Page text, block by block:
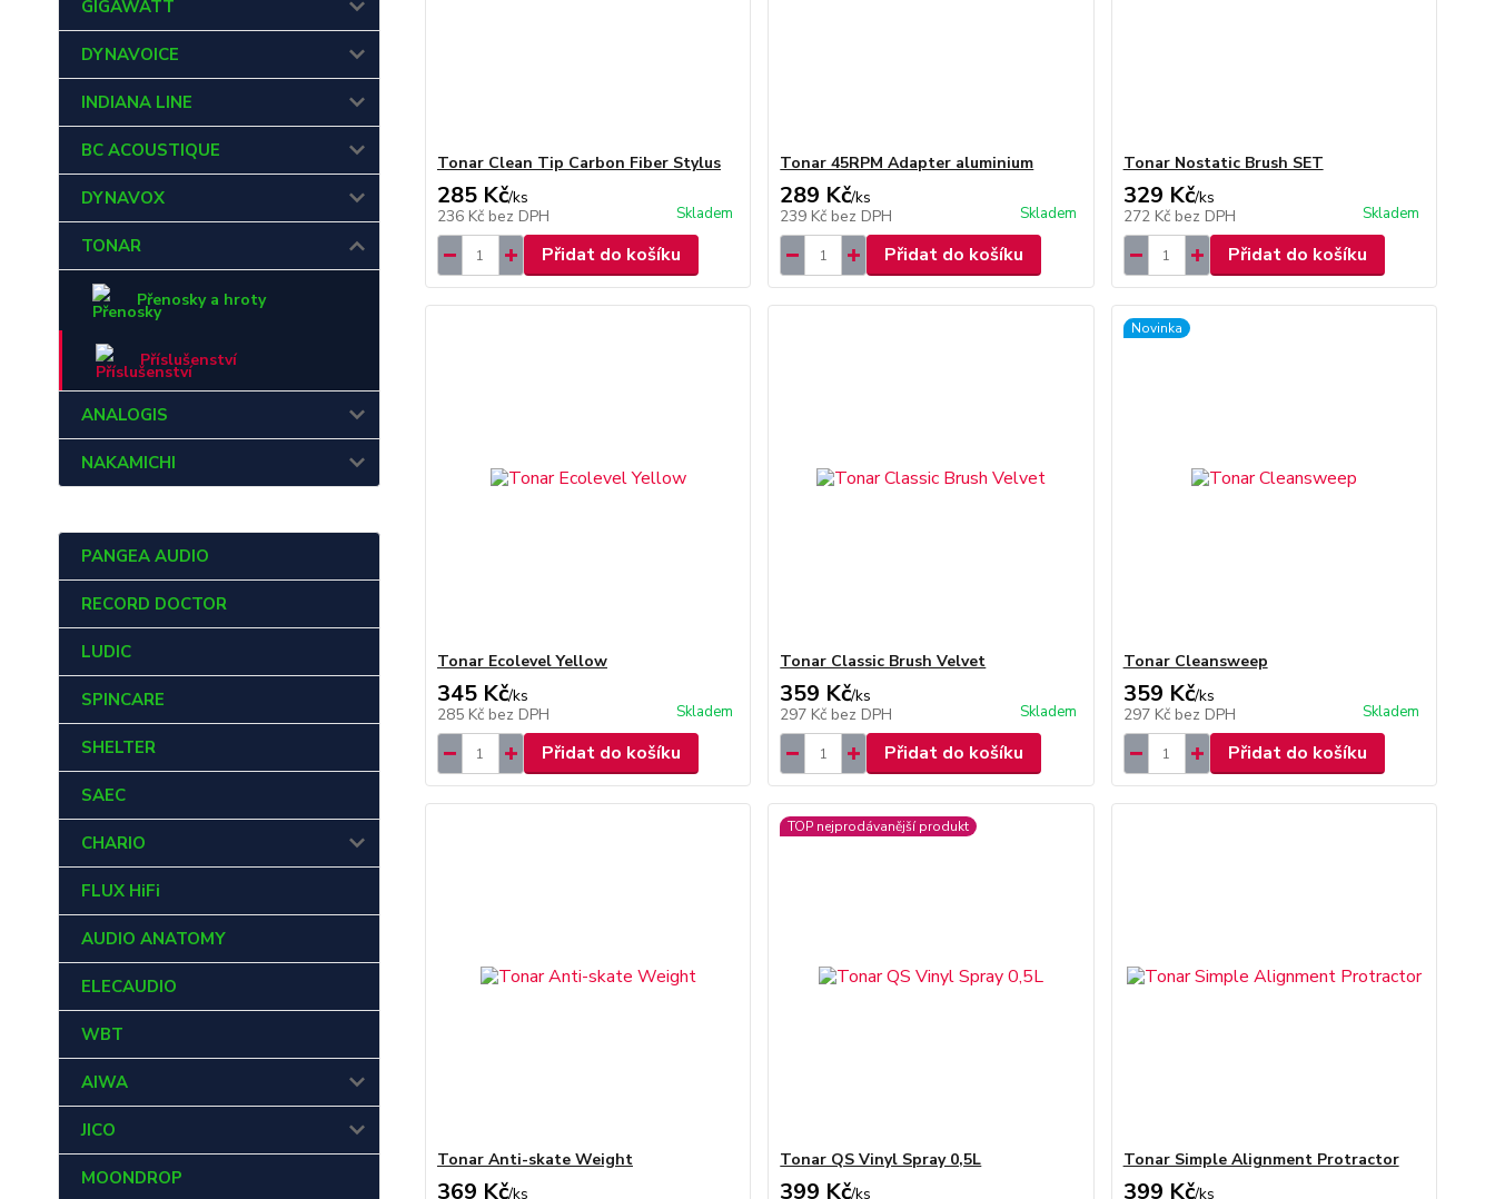
GIGAWATT
DYNAVOICE
INDIANA LINE
BC ACOUSTIQUE
DYNAVOX
TONAR
Přenosky a hroty
Příslušenství
ANALOGIS
NAKAMICHI
PANGEA AUDIO
RECORD DOCTOR
LUDIC
SPINCARE
SHELTER
SAEC
CHARIO
FLUX HiFi
AUDIO ANATOMY
ELECAUDIO
WBT
AIWA
JICO
MOONDROP
Tonar Clean Tip Carbon Fiber Stylus
285 Kč/ks
236 Kč bez DPH Skladem
Přidat do košíku
Tonar 45RPM Adapter aluminium
289 Kč/ks
239 Kč bez DPH Skladem
Přidat do košíku
Tonar Nostatic Brush SET
329 Kč/ks
272 Kč bez DPH Skladem
Přidat do košíku
Tonar Ecolevel Yellow
345 Kč/ks
285 Kč bez DPH Skladem
Přidat do košíku
Tonar Classic Brush Velvet
359 Kč/ks
297 Kč bez DPH Skladem
Přidat do košíku
Novinka
Tonar Cleansweep
359 Kč/ks
297 Kč bez DPH Skladem
Přidat do košíku
Tonar Anti-skate Weight
369 Kč/ks
TOP nejprodávanější produkt
Tonar QS Vinyl Spray 0,5L
399 Kč/ks
Tonar Simple Alignment Protractor
399 Kč/ks